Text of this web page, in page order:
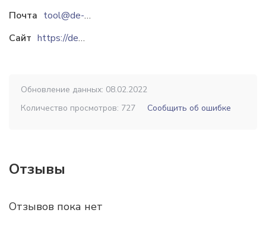
Почта
tool@de-cut.com
Сайт
https://de-cut.com
Обновление данных: 08.02.2022
Количество просмотров: 727
Сообщить об ошибке
Отзывы
Отзывов пока нет